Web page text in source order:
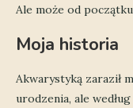
Ale może od
Moja historia
Akwarystyką zaraził
urodzenia, ale